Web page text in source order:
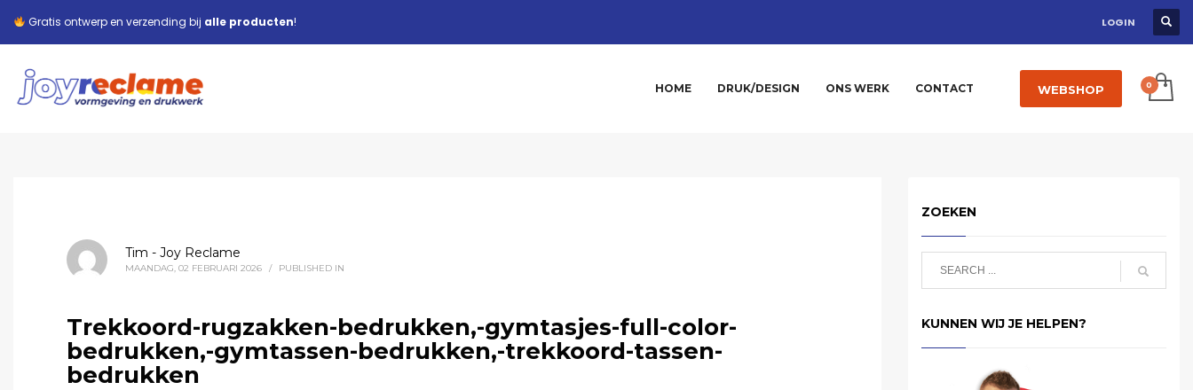
Gratis ontwerp en verzending bij alle producten! LOGIN
HOME DRUK/DESIGN ONS WERK CONTACT WEBSHOP
Tim - Joy Reclame
MAANDAG, 02 FEBRUARI 2026 / PUBLISHED IN
Trekkoord-rugzakken-bedrukken,-gymtasjes-full-color-
bedrukken,-gymtassen-bedrukken,-trekkoord-tassen-
bedrukken
ZOEKEN
KUNNEN WIJ JE HELPEN?